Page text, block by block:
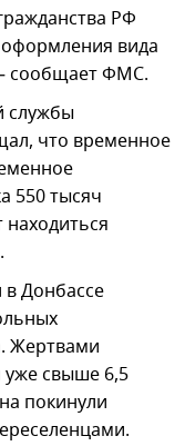
РФ
оформления вида
сообщает ФМС.
службы
что временное
550 тысяч
находиться
Донбассе
Жертвами
свыше 6,5
покинули